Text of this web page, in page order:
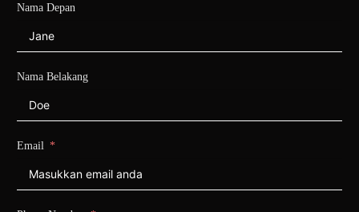
Nama Depan
Nama Belakang
Email